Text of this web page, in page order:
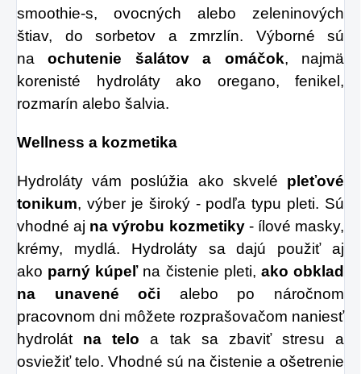
smoothie-s, ovocných alebo zeleninových
štiav, do sorbetov a zmrzlín. Výborné sú
naochutenie šalátov a omáčok, najmä
korenisté hydroláty ako oregano, fenikel,
rozmarín alebo šalvia.
Wellness a kozmetika
Hydroláty vám poslúžia ako skvelé pleťové
tonikum, výber je široký - podľa typu pleti. Sú
vhodné aj na výrobu kozmetiky - ílové masky,
krémy, mydlá. Hydroláty sa dajú použiť aj
ako parný kúpeľna čistenie pleti, ako obklad
na unavené oči alebo po náročnom
pracovnom dni môžete rozprašovačom naniesť
hydrolát na teloa tak sa zbaviť stresu a
osviežiť telo. Vhodné sú na čistenie a ošetrenie